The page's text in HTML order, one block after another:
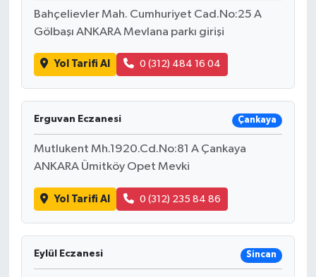
Bahçelievler Mah. Cumhuriyet Cad.No:25 A
Gölbaşı ANKARA Mevlana parkı girişi
Yol Tarifi Al 0 (312) 484 16 04
Erguvan Eczanesi Çankaya
Mutlukent Mh.1920.Cd.No:81 A Çankaya
ANKARA Ümitköy Opet Mevki
Yol Tarifi Al 0 (312) 235 84 86
Eylül Eczanesi Sincan